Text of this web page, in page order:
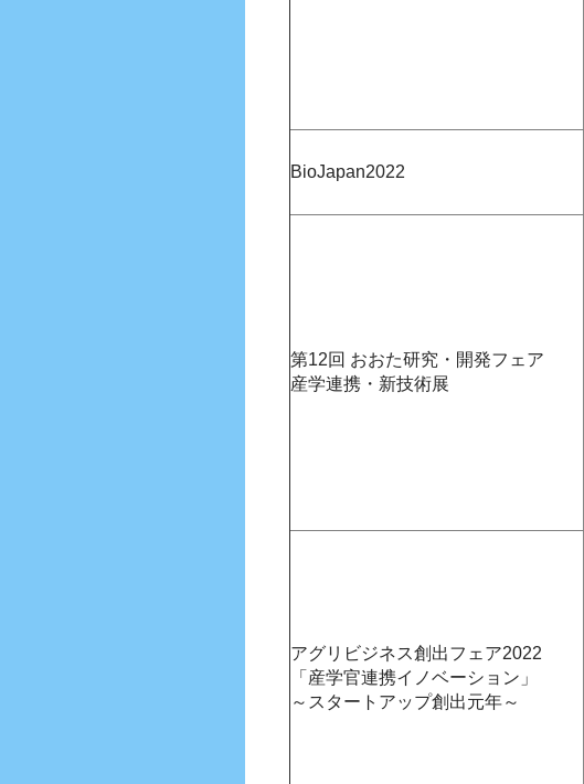
BioJapan2022
第12回 おおた研究・開発フェア
産学連携・新技術展
アグリビジネス創出フェア2022
「産学官連携イノベーション」
～スタートアップ創出元年～